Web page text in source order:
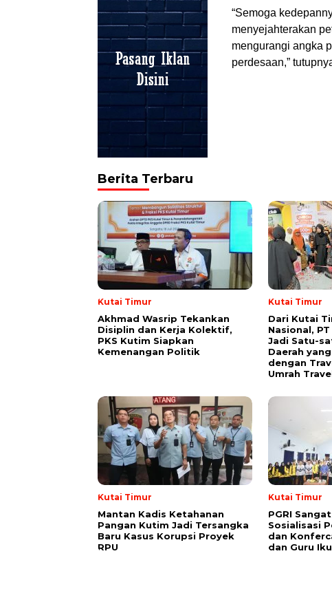
“Semoga
menyejahterakan
mengurangi angka
perdesaan,”
Berita Terbaru
Kutai Timur
Akhmad Wasrip Tekankan
Disiplin dan Kerja Kolektif,
PKS Kutim Siapkan
Kemenangan Politik
Kutai Timur
Dari Kutai
Nasional,
Jadi Satu-
Daerah
dengan
Umrah
Kutai Timur
Mantan Kadis Ketahanan
Pangan Kutim Jadi Tersangka
Baru Kasus Korupsi Proyek
RPU
Kutai Timur
PGRI
Sosialisasi
dan
dan Guru